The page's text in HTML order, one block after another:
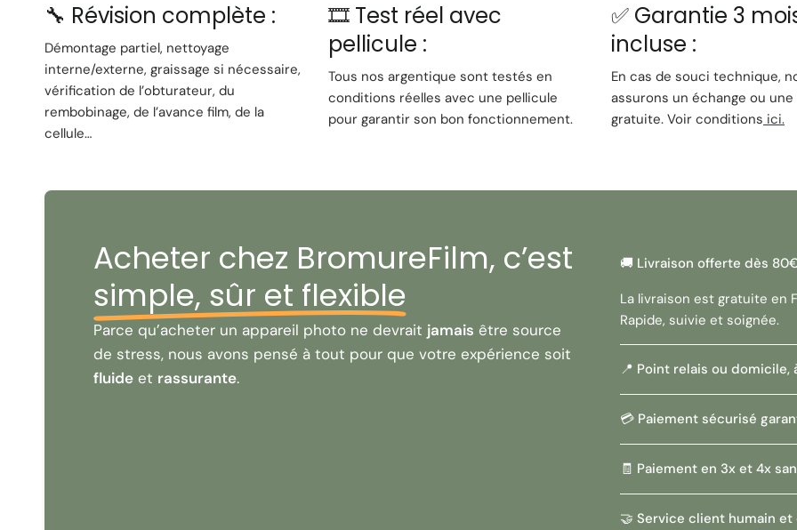
produire des images
Type 📷 :Reflex
Obturateur ⏱️ :
Construction 🧱 :
Alimentation 🔋 :2
Pourquoi
✅ Simplicité
bases de la photo.
longues marches.
✅ Accès au
Carl Zeiss.
🔧 Révision complète :
Démontage partiel, nettoyage
interne/externe, graissage si nécessaire,
vérification de l’obturateur, du
rembobinage, de l’avance film, de la
cellule…
🎞️ Test réel avec
pellicule :
Tous nos argentique sont testés en
conditions réelles avec une pellicule
pour garantir son bon fonctionnement.
✅ Garantie 3
incluse :
En cas de souci technique,
assurons un échange ou
gratuite. Voir conditions ici.
Acheter chez BromureFilm, c’est
simple, sûr et flexible
Parce qu’acheter un appareil photo ne devrait jamais être source
de stress, nous avons pensé à tout pour que votre expérience soit
fluide et rassurante.
🚚 Livraison offerte dès
La livraison est gratuite en
Rapide, suivie et soignée.
📍 Point relais ou domicile,
💳 Paiement sécurisé
🧾 Paiement en 3x et 4x
🤝 Service client humain